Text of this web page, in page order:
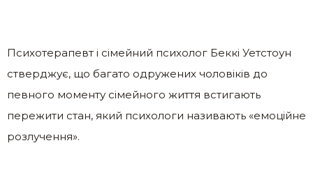
Психотерапевт і сімейний психолог Беккі Уетстоун
стверджує, що багато одружених чоловіків до
певного моменту сімейного життя встигають
пережити стан, який психологи називають «емоційне
розлучення».